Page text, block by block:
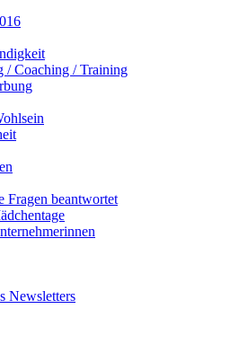
/ Coaching / Training
Fragen beantwortet
Newsletters